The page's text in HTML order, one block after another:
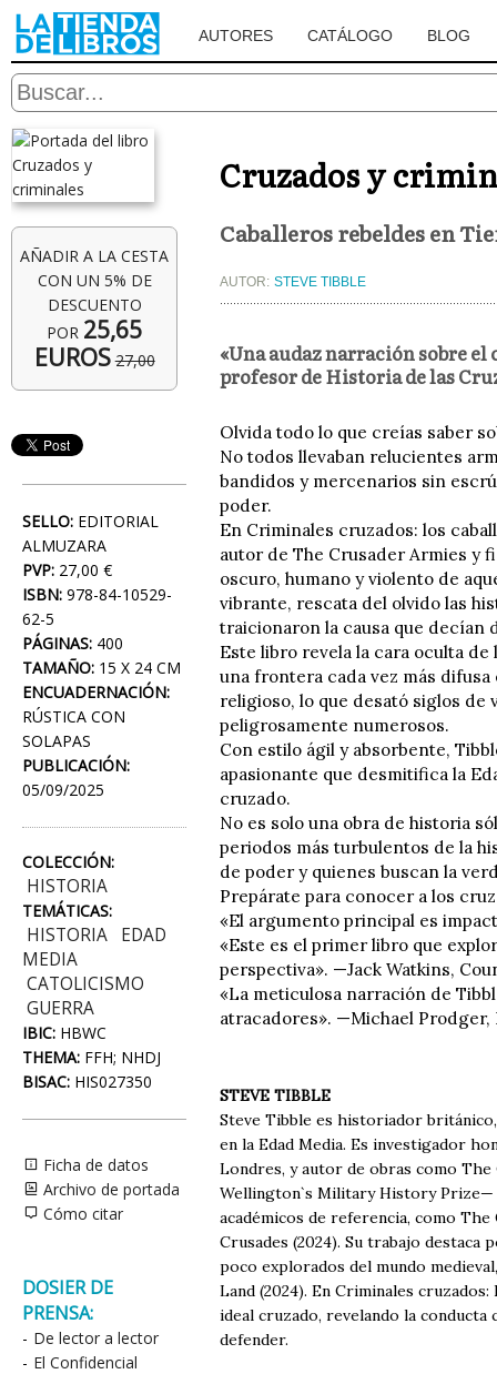
AUTORES CATÁLOGO BLOG
AÑADIR A LA CESTA
CON UN 5% DE
DESCUENTO
POR 25,65
EUROS 27,00
SELLO: EDITORIAL
ALMUZARA
PVP: 27,00 €
ISBN: 978-84-10529-
62-5
PÁGINAS: 400
TAMAÑO: 15 X 24 CM
ENCUADERNACIÓN:
RÚSTICA CON
SOLAPAS
PUBLICACIÓN:
05/09/2025
COLECCIÓN:
HISTORIA
TEMÁTICAS:
HISTORIA
EDAD
MEDIA
CATOLICISMO
GUERRA
IBIC: HBWC
THEMA: FFH; NHDJ
BISAC: HIS027350
Ficha de datos
Archivo de portada
Cómo citar
DOSIER DE
PRENSA:
- De lector a lector
- El Confidencial
Cruzados y
Caballeros rebeldes en
AUTOR: STEVE TIBBLE
«Una audaz narración sobre
profesor de Historia de las
Olvida todo lo que creías saber
No todos llevaban relucientes
bandidos y mercenarios sin
poder.
En Criminales cruzados: los
autor de The Crusader Armies y
oscuro, humano y violento de
vibrante, rescata del olvido las
traicionaron la causa que decían
Este libro revela la cara oculta
una frontera cada vez más
religioso, lo que desató siglos de
peligrosamente numerosos.
Con estilo ágil y absorbente,
apasionante que desmitifica la
cruzado.
No es solo una obra de historia
periodos más turbulentos de la
de poder y quienes buscan la
Prepárate para conocer a los
«El argumento principal es
«Este es el primer libro que
perspectiva». —Jack Watkins,
«La meticulosa narración de
atracadores». —Michael Prodger,
STEVE TIBBLE
Steve Tibble es historiador
en la Edad Media. Es investigador
Londres, y autor de obras como
Wellington`s Military History Prize—
académicos de referencia, como
Crusades (2024). Su trabajo
poco explorados del mundo
Land (2024). En Criminales
ideal cruzado, revelando la
defender.